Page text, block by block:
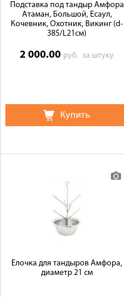
Подставка под тандыр Амфора
Атаман, Большой, Есаул,
Кочевник, Охотник, Викинг (d-
385/L21см)
2 000.00 руб.за штуку
Купить
Ёлочка для тандыров Амфора,
диаметр 21 см